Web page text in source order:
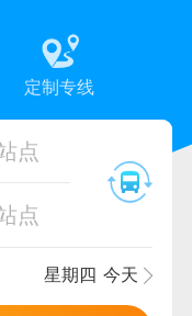
定制专线
点
点
星期四 今天